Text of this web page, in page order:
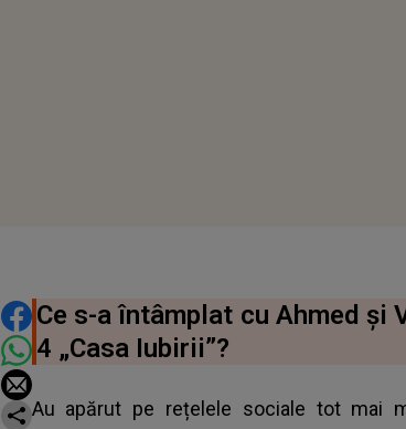
DISTRIBUIE ARTICOLUL
Ce s-a întâmplat cu Ahmed și
4 „Casa Iubirii”?
Au apărut pe rețelele sociale tot mai